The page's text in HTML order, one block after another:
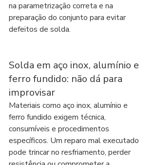
na parametrização correta e na
preparação do conjunto para evitar
defeitos de solda.
Solda em aço inox, alumínio e
ferro fundido: não dá para
improvisar
Materiais como aço inox, alumínio e
ferro fundido exigem técnica,
consumíveis e procedimentos
específicos. Um reparo mal executado
pode trincar no resfriamento, perder